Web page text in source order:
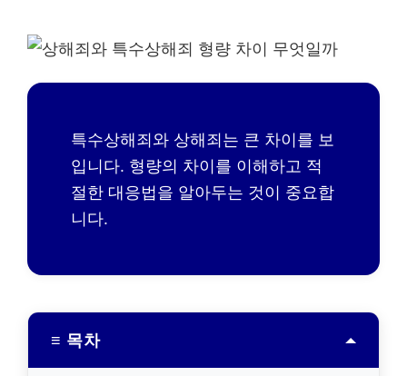
특수상해죄와 상해죄는 큰 차이를 보
입니다. 형량의 차이를 이해하고 적
절한 대응법을 알아두는 것이 중요합
니다.
≡ 목차